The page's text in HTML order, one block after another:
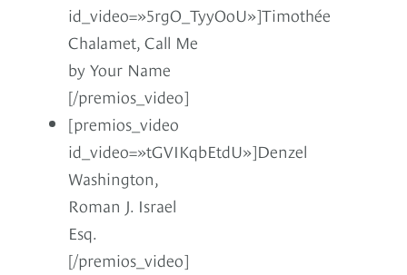
id_video=»5rgO_TyyOoU»]Timothée
Chalamet, Call Me
by Your Name
[/premios_video]
[premios_video
id_video=»tGVIKqbEtdU»]Denzel
Washington,
Roman J. Israel
Esq.
[/premios_video]